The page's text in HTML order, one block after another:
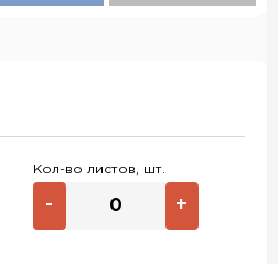
RR 11 RR 29
RR 33 RR 750
Кол-во листов, шт.
- +